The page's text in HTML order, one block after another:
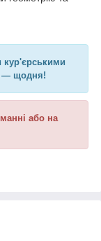
кур'єрськими
— щодня!
або на